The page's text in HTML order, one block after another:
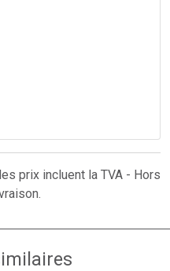
prix incluent la TVA - Hors